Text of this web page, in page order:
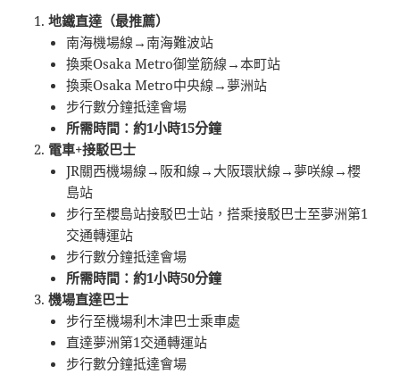
地鐵直達（最推薦）
南海機場線→南海難波站
換乘Osaka Metro御堂筋線→本町站
換乘Osaka Metro中央線→夢洲站
步行數分鐘抵達會場
所需時間：約1小時15分鐘
電車+接駁巴士
JR關西機場線→阪和線→大阪環狀線→夢咲線→櫻
島站
步行至櫻島站接駁巴士站，搭乘接駁巴士至夢洲第1
交通轉運站
步行數分鐘抵達會場
所需時間：約1小時50分鐘
機場直達巴士
步行至機場利木津巴士乘車處
直達夢洲第1交通轉運站
步行數分鐘抵達會場